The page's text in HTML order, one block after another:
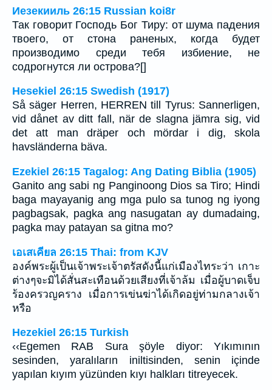
Иезекииль 26:15 Russian koi8r
Так говорит Господь Бог Тиру: от шума падения
твоего, от стона раненых, когда будет
производимо среди тебя избиение, не
содрогнутся ли острова?[]
Hesekiel 26:15 Swedish (1917)
Så säger Herren, HERREN till Tyrus: Sannerligen,
vid dånet av ditt fall, när de slagna jämra sig, vid
det att man dräper och mördar i dig, skola
havsländerna bäva.
Ezekiel 26:15 Tagalog: Ang Dating Biblia (1905)
Ganito ang sabi ng Panginoong Dios sa Tiro; Hindi
baga mayayanig ang mga pulo sa tunog ng iyong
pagbagsak, pagka ang nasugatan ay dumadaing,
pagka may patayan sa gitna mo?
เอเสเคียล 26:15 Thai: from KJV
องค์พระผู้เป็นเจ้าพระเจ้าตรัสดังนี้แก่เมืองไทระว่า เกาะ
ต่างๆจะมิได้สั่นสะเทือนด้วยเสียงที่เจ้าล้ม เมื่อผู้บาดเจ็บ
ร้องครวญคราง เมื่อการเข่นฆ่าได้เกิดอยู่ท่ามกลางเจ้า
หรือ
Hezekiel 26:15 Turkish
‹‹Egemen RAB Sura şöyle diyor: Yıkımının
sesinden, yaralıların iniltisinden, senin içinde
yapılan kıyım yüzünden kıyı halkları titreyecek.